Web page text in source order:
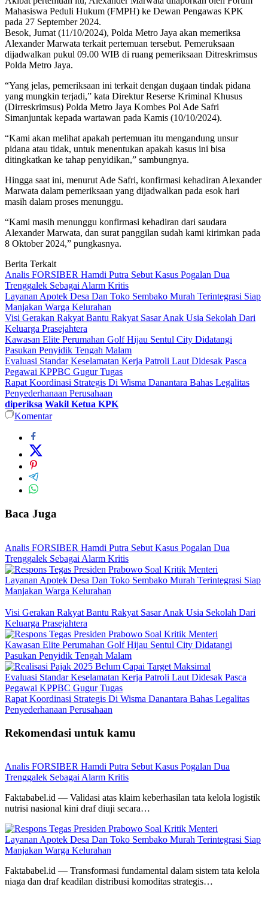
Mahasiswa Peduli Hukum (FMPH) ke Dewan Pengawas KPK
pada 27 September 2024.
Besok, Jumat (11/10/2024), Polda Metro Jaya akan memeriksa
Alexander Marwata terkait pertemuan tersebut. Pemeruksaan
dijadwalkan pukul 09.00 WIB di ruang pemeriksaan Ditreskrimsus
Polda Metro Jaya.
“Yang jelas, pemeriksaan ini terkait dengan dugaan tindak pidana
yang mungkin terjadi,” kata Direktur Reserse Kriminal Khusus
(Dirreskrimsus) Polda Metro Jaya Kombes Pol Ade Safri
Simanjuntak kepada wartawan pada Kamis (10/10/2024).
“Kami akan melihat apakah pertemuan itu mengandung unsur
pidana atau tidak, untuk menentukan apakah kasus ini bisa
ditingkatkan ke tahap penyidikan,” sambungnya.
Hingga saat ini, menurut Ade Safri, konfirmasi kehadiran Alexander
Marwata dalam pemeriksaan yang dijadwalkan pada esok hari
masih dalam proses menunggu.
“Kami masih menunggu konfirmasi kehadiran dari saudara
Alexander Marwata, dan surat panggilan sudah kami kirimkan pada
8 Oktober 2024,” pungkasnya.
Berita Terkait
Analis FORSIBER Hamdi Putra Sebut Kasus Pogalan Dua
Trenggalek Sebagai Alarm Kritis
Layanan Apotek Desa Dan Toko Sembako Murah Terintegrasi Siap
Manjakan Warga Kelurahan
Visi Gerakan Rakyat Bantu Rakyat Sasar Anak Usia Sekolah Dari
Keluarga Prasejahtera
Kawasan Elite Perumahan Golf Hijau Sentul City Didatangi
Pasukan Penyidik Tengah Malam
Evaluasi Standar Keselamatan Kerja Patroli Laut Didesak Pasca
Pegawai KPPBC Gugur Tugas
Rapat Koordinasi Strategis Di Wisma Danantara Bahas Legalitas
Penyederhanaan Perusahaan
diperiksa Wakil Ketua KPK
Komentar
Baca Juga
Analis FORSIBER Hamdi Putra Sebut Kasus Pogalan Dua
Trenggalek Sebagai Alarm Kritis
Layanan Apotek Desa Dan Toko Sembako Murah Terintegrasi Siap
Manjakan Warga Kelurahan
Visi Gerakan Rakyat Bantu Rakyat Sasar Anak Usia Sekolah Dari
Keluarga Prasejahtera
Kawasan Elite Perumahan Golf Hijau Sentul City Didatangi
Pasukan Penyidik Tengah Malam
Evaluasi Standar Keselamatan Kerja Patroli Laut Didesak Pasca
Pegawai KPPBC Gugur Tugas
Rapat Koordinasi Strategis Di Wisma Danantara Bahas Legalitas
Penyederhanaan Perusahaan
Rekomendasi untuk kamu
Analis FORSIBER Hamdi Putra Sebut Kasus Pogalan Dua
Trenggalek Sebagai Alarm Kritis
Faktababel.id — Validasi atas klaim keberhasilan tata kelola logistik
nutrisi nasional kini draf diuji secara…
Layanan Apotek Desa Dan Toko Sembako Murah Terintegrasi Siap
Manjakan Warga Kelurahan
Faktababel.id — Transformasi fundamental dalam sistem tata kelola
niaga dan draf keadilan distribusi komoditas strategis…